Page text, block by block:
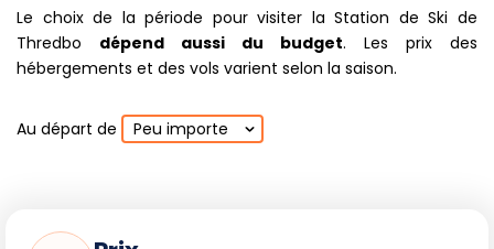
Le choix de la période pour visiter la Station de Ski de
Thredbo dépend aussi du budget. Les prix des
hébergements et des vols varient selon la saison.
Au départ de Peu importe